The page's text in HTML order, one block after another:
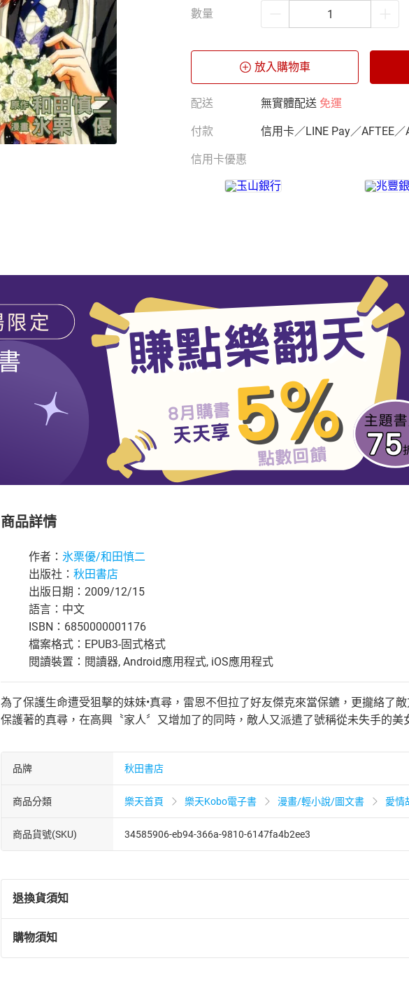
數量
放入購物車
配送 無實體配送 免運
付款 信用卡／LINE Pay／AFTEE／
信用卡優惠
商品詳情
作者： 氷栗優/和田慎二
出版社： 秋田書店
出版日期：2009/12/15
語言：中文
ISBN：6850000001176
檔案格式：EPUB3-固式格式
閱讀裝置：閱讀器, Android應用程式, iOS應用程式
為了保護生命遭受狙擊的妹妹•真尋，雷恩不但拉了好友傑克來當保鑣，更攏絡了
保護著的真尋，在高興〝家人〞又增加了的同時，敵人又派遣了號稱從未失手的
品牌 秋田書店
商品分類 樂天首頁 樂天Kobo電子書 漫畫/輕小說/圖文書 愛情
商品貨號(SKU) 34585906-eb94-366a-9810-6147fa4b2ee3
退換貨須知
退換貨規定：
(一)依消費者保護法第19條第1項後段暨通訊交易解除權合理例外情事適用
購物須知